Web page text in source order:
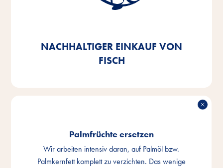
NACHHALTIGER EINKAUF VON
FISCH
Fischnebenerzeugnisse, die wir in unseren Produkten
dies bereits.
Palmfrüchte ersetzen
Wir arbeiten intensiv daran, auf Palmöl bzw.
Palmkernfett komplett zu verzichten. Das wenige